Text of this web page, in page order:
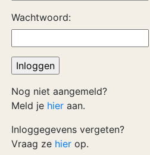
Wachtwoord:
Nog niet aangemeld?
Meld je hier aan.
Inloggegevens vergeten?
Vraag ze hier op.